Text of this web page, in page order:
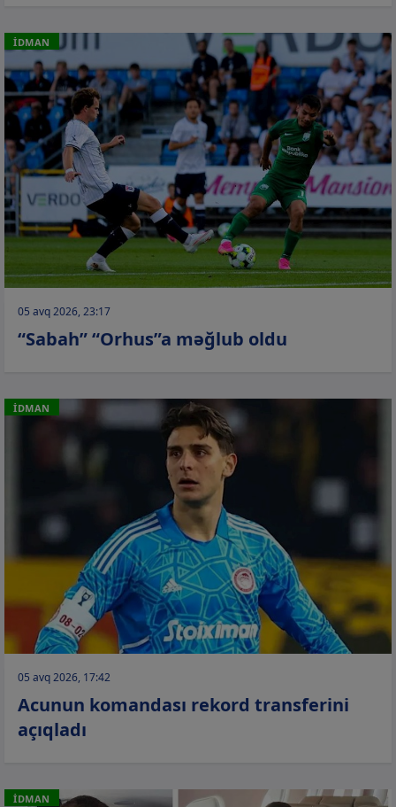
İDMAN
05 avq 2026, 23:17
“Sabah” “Orhus”a məğlub oldu
İDMAN
05 avq 2026, 17:42
Acunun komandası rekord transferini
açıqladı
İDMAN